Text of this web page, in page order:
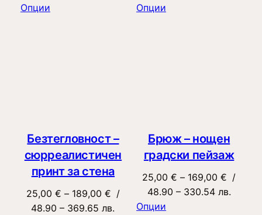
25,00 €
Опции
Опции
Безтегловност –
сюрреалистичен
принт за стена
25,00 € – 189,00 €Price
range:
/
48.90 – 369.65 лв.
Брюж – нощен
градски пейзаж
25,00€ – 169,00€ Price
range:
/
48.90 – 330.54 лв.
Опции